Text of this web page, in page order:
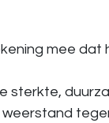
mee dat